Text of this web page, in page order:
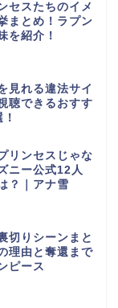
セスたちのイメ
まとめ！ラプン
を紹介！
見れる違法サイ
聴できるおすす
リンセスじゃな
ニー公式12人
？｜アナ雪
切りシーンまと
理由と奪還まで
ピース